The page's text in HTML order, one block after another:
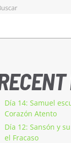
Día 14: Samuel
Corazón Atento
Día 12: Sansón y
el Fracaso